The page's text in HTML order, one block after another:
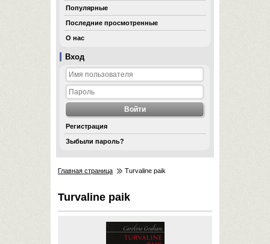
Вход
Регистрация
Зыбыли пароль?
Популярные
Последние просмотренные
О нас
Главная страница Turvaline paik
Turvaline paik